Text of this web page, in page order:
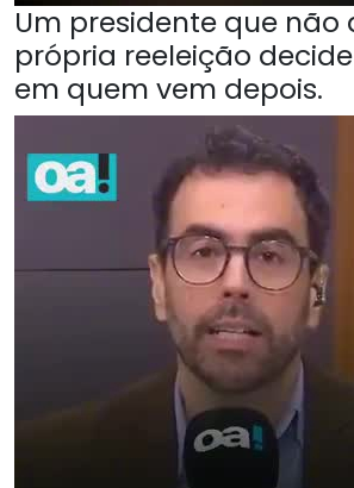
Um presidente que não
própria reeleição
em quem vem depois.